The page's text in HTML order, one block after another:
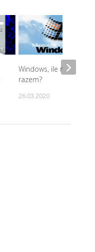
Windows, ile my już lat
razem?
26.03.2020